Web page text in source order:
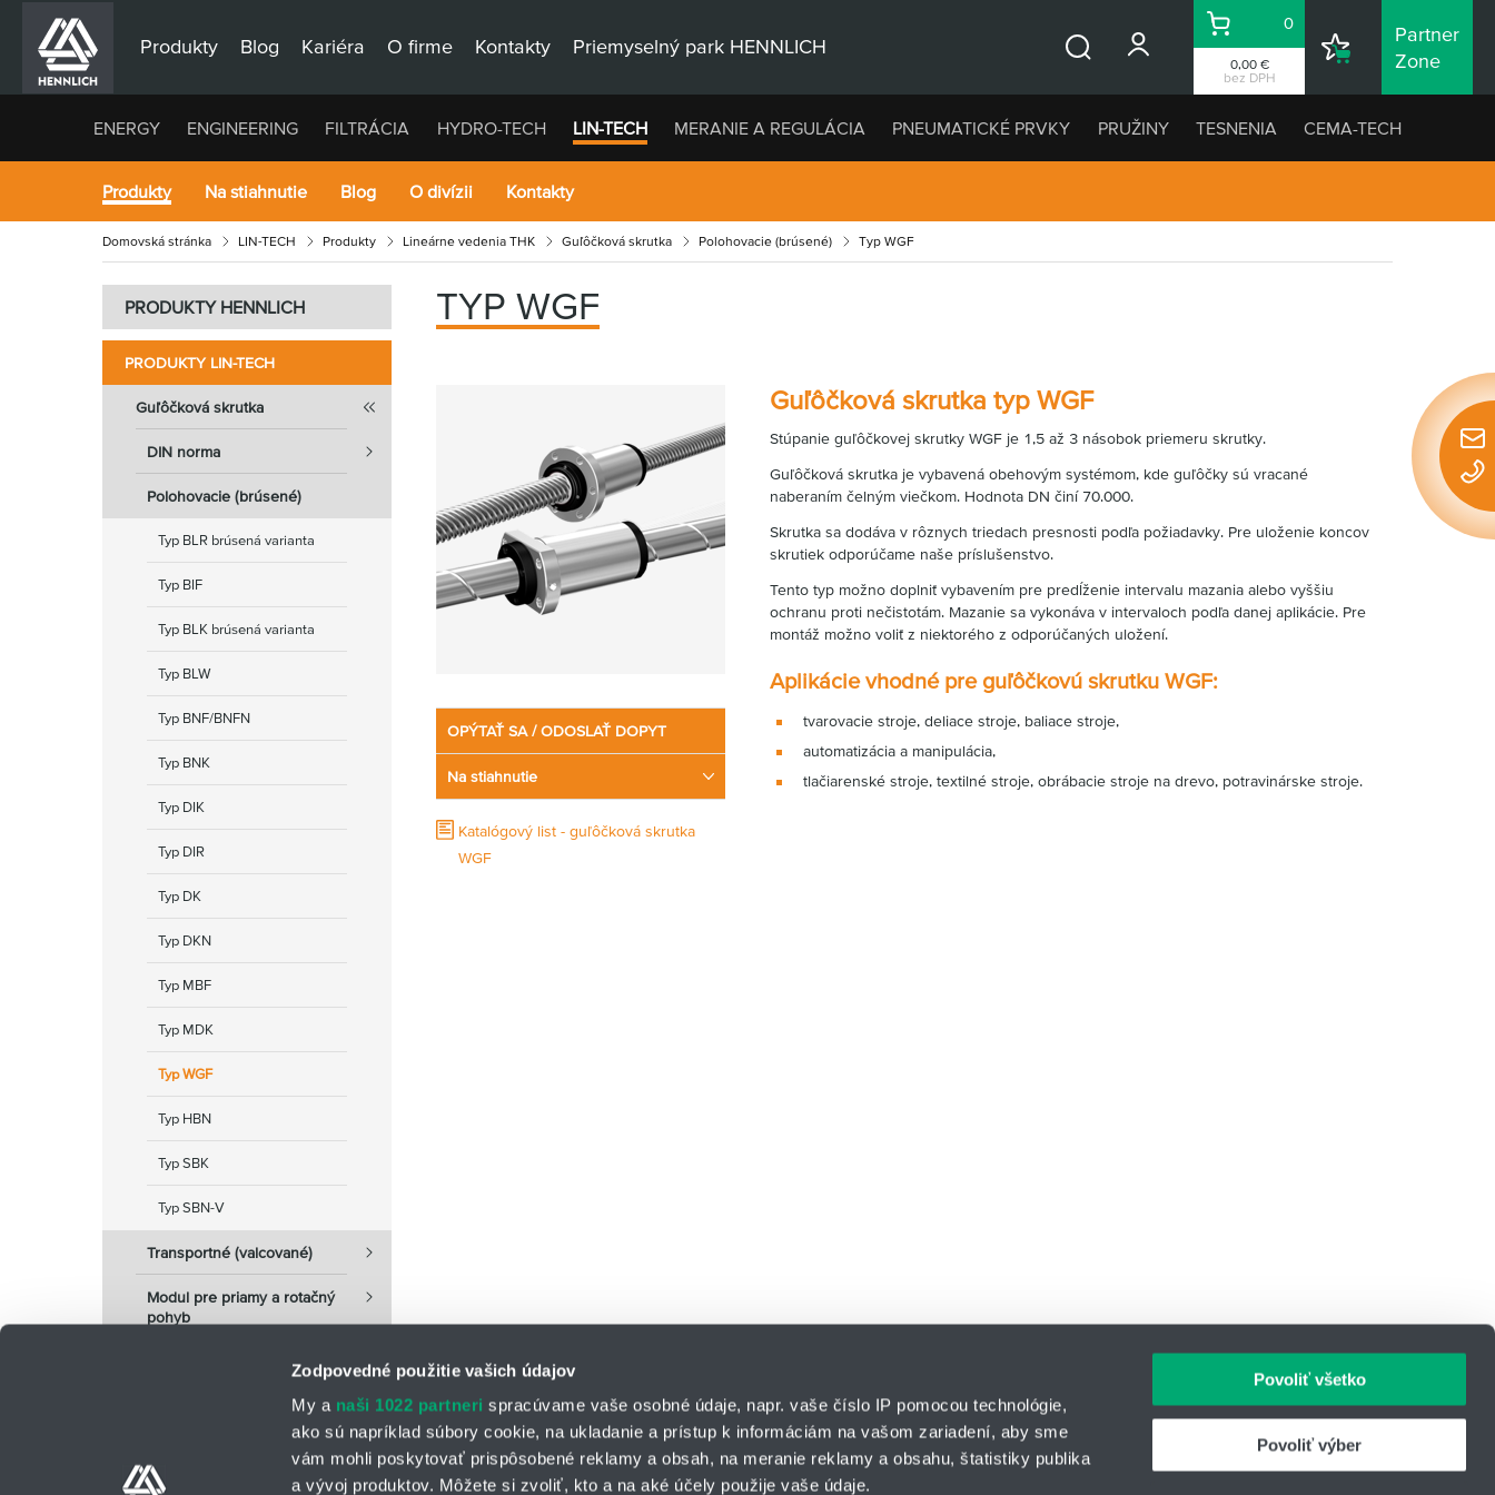
Zodpovedné použitie vašich údajov
My a naši 1022 partneri spracúvame vaše osobné údaje, napr. vaše číslo IP pomocou technológie,
ako sú napríklad súbory cookie, na ukladanie a prístup k informáciám na vašom zariadení, aby sme
vám mohli poskytovať prispôsobené reklamy a obsah, na meranie reklamy a obsahu, štatistiky publika
a vývoj produktov. Môžete si zvoliť, kto a na aké účely použije vaše údaje.
Povoliť všetko
Povoliť výber
Produkty Blog Kariéra O firme Kontakty Priemyselný park HENNLICH
0,00 €
bez DPH
Košík
0
Nákupný
Partner
Zone
ENERGY ENGINEERING FILTRÁCIA HYDRO-TECH LIN-TECH MERANIE A REGULÁCIA PNEUMATICKÉ PRVKY PRUŽINY TESNENIA CEMA-TECH
Produkty Na stiahnutie Blog O divízii Kontakty
Domovská stránka LIN-TECH Produkty Lineárne vedenia THK Guľôčková skrutka Polohovacie (brúsené) Typ WGF
PRODUKTY HENNLICH
PRODUKTY LIN-TECH
Guľôčková skrutka
DIN norma
Polohovacie (brúsené)
Typ BLR brúsená varianta
Typ BIF
Typ BLK brúsená varianta
Typ BLW
Typ BNF/BNFN
Typ BNK
Typ DIK
Typ DIR
Typ DK
Typ DKN
Typ MBF
Typ MDK
Typ WGF
Typ HBN
Typ SBK
Typ SBN-V
Transportné (valcované)
Modul pre priamy a rotačný
pohyb
TYP WGF
OPÝTAŤ SA / ODOSLAŤ DOPYT
Na stiahnutie
Katalógový list - guľôčková skrutka
WGF
Guľôčková skrutka typ WGF
Stúpanie guľôčkovej skrutky WGF je 1,5 až 3 násobok priemeru skrutky.
Guľôčková skrutka je vybavená obehovým systémom, kde guľôčky sú vracané
naberaním čelným viečkom. Hodnota DN činí 70.000.
Skrutka sa dodáva v rôznych triedach presnosti podľa požiadavky. Pre uloženie koncov
skrutiek odporúčame naše príslušenstvo.
Tento typ možno doplniť vybavením pre predĺženie intervalu mazania alebo vyššiu
ochranu proti nečistotám. Mazanie sa vykonáva v intervaloch podľa danej aplikácie. Pre
montáž možno voliť z niektorého z odporúčaných uložení.
Aplikácie vhodné pre guľôčkovú skrutku WGF:
tvarovacie stroje, deliace stroje, baliace stroje,
automatizácia a manipulácia,
tlačiarenské stroje, textilné stroje, obrábacie stroje na drevo, potravinárske stroje.
HENNLICH s.r.o.
IČO: 31344500